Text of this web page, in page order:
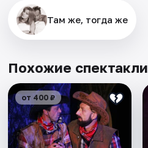
Там же, тогда же
Похожие спектакли
от 400 ₽